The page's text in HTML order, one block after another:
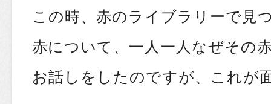
この時、赤のライブラリーで見
赤について、一人一人なぜその
お話しをしたのですが、これが